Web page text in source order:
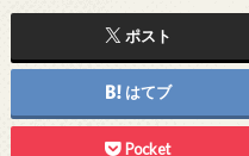
ポスト
はてブ
Pocket